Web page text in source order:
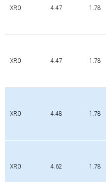
XR0 4.47 1.78
XR0 4.47 1.78
XR0 4.48 1.78
XR0 4.62 1.78